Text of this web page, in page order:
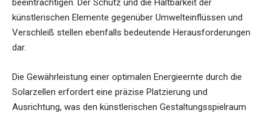
beeinträchtigen. Der Schutz und die Haltbarkeit der
künstlerischen Elemente gegenüber Umwelteinflüssen und
Verschleiß stellen ebenfalls bedeutende Herausforderungen
dar.
Die Gewährleistung einer optimalen Energieernte durch die
Solarzellen erfordert eine präzise Platzierung und
Ausrichtung, was den künstlerischen Gestaltungsspielraum